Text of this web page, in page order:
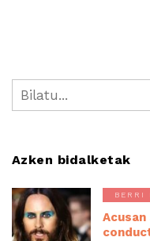
Azken bidalketak
BERRI